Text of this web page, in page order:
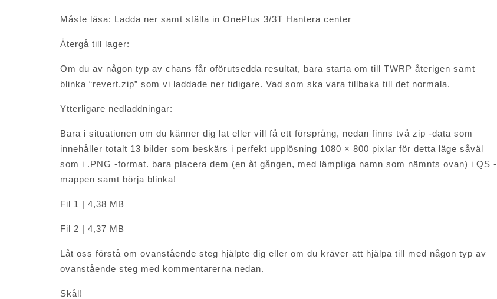
Måste läsa: Ladda ner samt ställa in OnePlus 3/3T Hantera center
Återgå till lager:
Om du av någon typ av chans får oförutsedda resultat, bara starta om till TWRP återigen samt
blinka “revert.zip” som vi laddade ner tidigare. Vad som ska vara tillbaka till det normala.
Ytterligare nedladdningar:
Bara i situationen om du känner dig lat eller vill få ett försprång, nedan finns två zip -data som
innehåller totalt 13 bilder som beskärs i perfekt upplösning 1080 × 800 pixlar för detta läge såväl
som i .PNG -format. bara placera dem (en åt gången, med lämpliga namn som nämnts ovan) i QS -
mappen samt börja blinka!
Fil 1 | 4,38 MB
Fil 2 | 4,37 MB
Låt oss förstå om ovanstående steg hjälpte dig eller om du kräver att hjälpa till med någon typ av
ovanstående steg med kommentarerna nedan.
Skål!